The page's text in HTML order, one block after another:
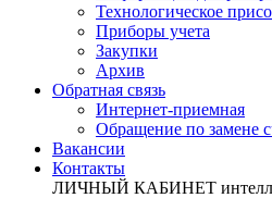
Технологическое
Приборы учета
Закупки
Архив
Обратная связь
Интернет-приемная
Обращение по замене
Вакансии
Контакты
ЛИЧНЫЙ КАБИНЕТ